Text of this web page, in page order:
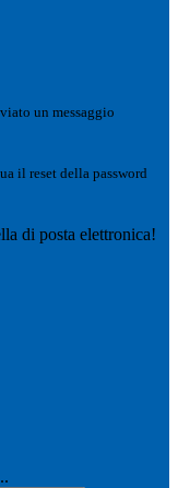
un messaggio
il reset della password
di posta elettronica!